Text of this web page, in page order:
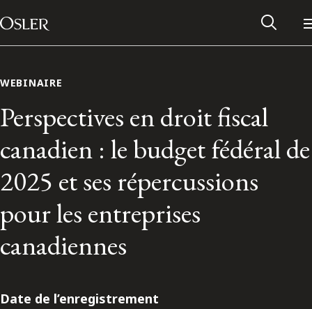
Passer au contenu
Main Navigation
WEBINAIRE
Perspectives en droit fiscal
canadien : le budget fédéral de
2025 et ses répercussions
pour les entreprises
canadiennes
Date de l’enregistrement